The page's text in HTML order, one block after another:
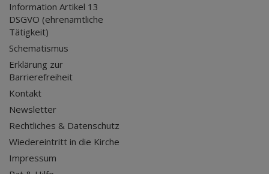
Information Artikel 13
DSGVO (ehrenamtliche
Tätigkeit)
Schematismus
Erklärung zur
Barrierefreiheit
Kontakt
Newsletter
Rechtliches & Datenschutz
Wiedereintritt in die Kirche
Impressum